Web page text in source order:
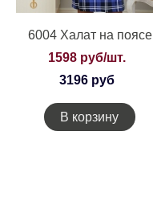
6004 Халат на поясе
1598 руб/шт.
3196 руб
В корзину